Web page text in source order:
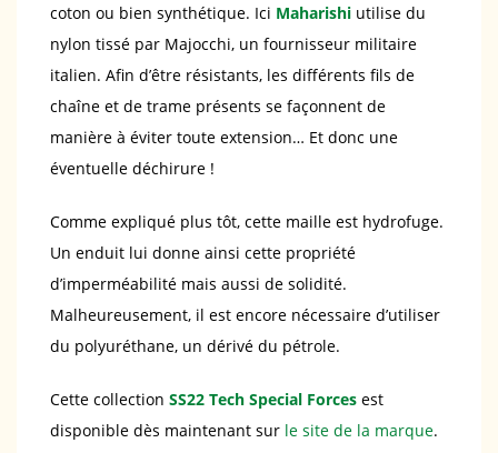
coton ou bien synthétique. Ici Maharishi utilise du
nylon tissé par Majocchi, un fournisseur militaire
italien. Afin d’être résistants, les différents fils de
chaîne et de trame présents se façonnent de
manière à éviter toute extension… Et donc une
éventuelle déchirure !
Comme expliqué plus tôt, cette maille est hydrofuge.
Un enduit lui donne ainsi cette propriété
d’imperméabilité mais aussi de solidité.
Malheureusement, il est encore nécessaire d’utiliser
du polyuréthane, un dérivé du pétrole.
Cette collection SS22 Tech Special Forces est
disponible dès maintenant sur le site de la marque.